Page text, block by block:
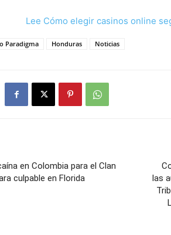
Lee Cómo elegir casinos online
Paradigma Honduras Noticias
en Colombia para el Clan
culpable en Florida
las